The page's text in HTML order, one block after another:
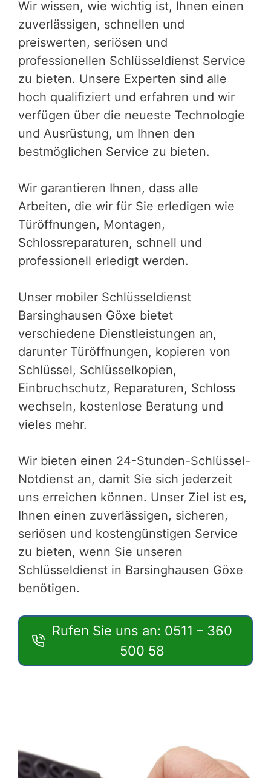
Wir wissen, wie wichtig ist, Ihnen einen
zuverlässigen, schnellen und
preiswerten, seriösen und
professionellen Schlüsseldienst Service
zu bieten. Unsere Experten sind alle
hoch qualifiziert und erfahren und wir
verfügen über die neueste Technologie
und Ausrüstung, um Ihnen den
bestmöglichen Service zu bieten.
Wir garantieren Ihnen, dass alle
Arbeiten, die wir für Sie erledigen wie
Türöffnungen, Montagen,
Schlossreparaturen, schnell und
professionell erledigt werden.
Unser mobiler Schlüsseldienst
Barsinghausen Göxe bietet
verschiedene Dienstleistungen an,
darunter Türöffnungen, kopieren von
Schlüssel, Schlüsselkopien,
Einbruchschutz, Reparaturen, Schloss
wechseln, kostenlose Beratung und
vieles mehr.
Wir bieten einen 24-Stunden-Schlüssel-
Notdienst an, damit Sie sich jederzeit
uns erreichen können. Unser Ziel ist es,
Ihnen einen zuverlässigen, sicheren,
seriösen und kostengünstigen Service
zu bieten, wenn Sie unseren
Schlüsseldienst in Barsinghausen Göxe
benötigen.
Rufen Sie uns an: 0511 – 360
500 58